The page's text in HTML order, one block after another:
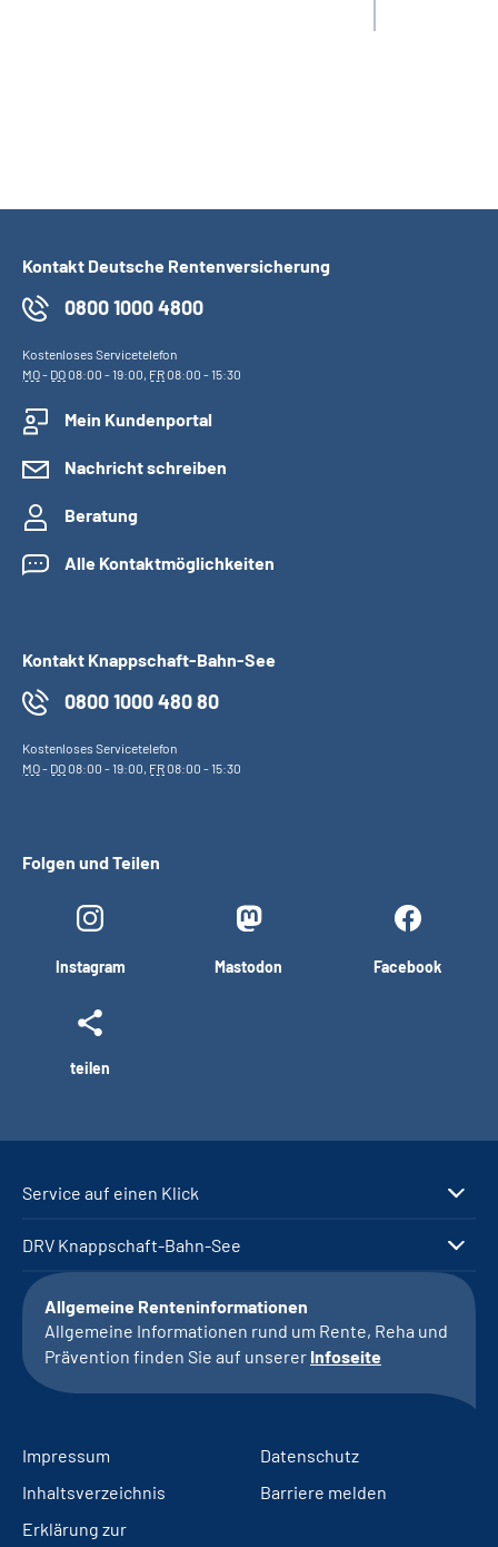
Kontakt Deutsche Rentenversicherung
0800 1000 4800
Kostenloses Servicetelefon
MO- DO08:00 - 19:00, FR08:00 - 15:30
Mein Kundenportal
Nachricht schreiben
Beratung
Alle Kontaktmöglichkeiten
Kontakt Knappschaft-Bahn-See
0800 1000 480 80
Kostenloses Servicetelefon
MO- DO08:00 - 19:00, FR08:00 - 15:30
Folgen und Teilen
Instagram Mastodon Facebook
teilen
Service auf einen Klick
DRV Knappschaft-Bahn-See
Allgemeine Renteninformationen
Allgemeine Informationen rund um Rente, Reha und
Prävention finden Sie auf unserer Infoseite
Impressum
Datenschutz
Inhaltsverzeichnis
Barriere melden
Erklärung zur